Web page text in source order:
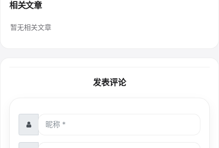
相关文章
暂无相关文章
发表评论